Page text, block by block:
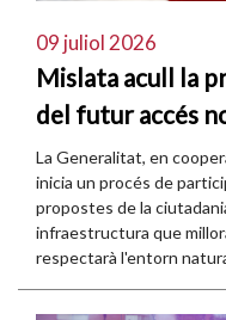
09 juliol 2026
Mislata acull la
del futur accés
La Generalitat, en
inicia un procés de
propostes de la
infraestructura que
respectarà l'entorn